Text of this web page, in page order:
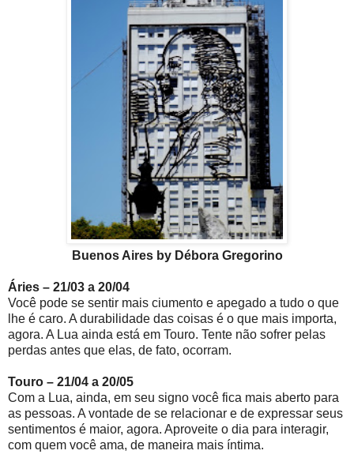
Buenos Aires by Débora Gregorino
Áries – 21/03 a 20/04
Você pode se sentir mais ciumento e apegado a tudo o que
lhe é caro. A durabilidade das coisas é o que mais importa,
agora. A Lua ainda está em Touro. Tente não sofrer pelas
perdas antes que elas, de fato, ocorram.
Touro – 21/04 a 20/05
Com a Lua, ainda, em seu signo você fica mais aberto para
as pessoas. A vontade de se relacionar e de expressar seus
sentimentos é maior, agora. Aproveite o dia para interagir,
com quem você ama, de maneira mais íntima.